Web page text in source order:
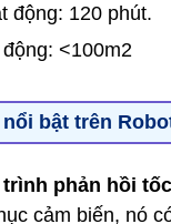
động: 120 phút.
<100m2
bật trên
phản hồi
cảm biến, nó